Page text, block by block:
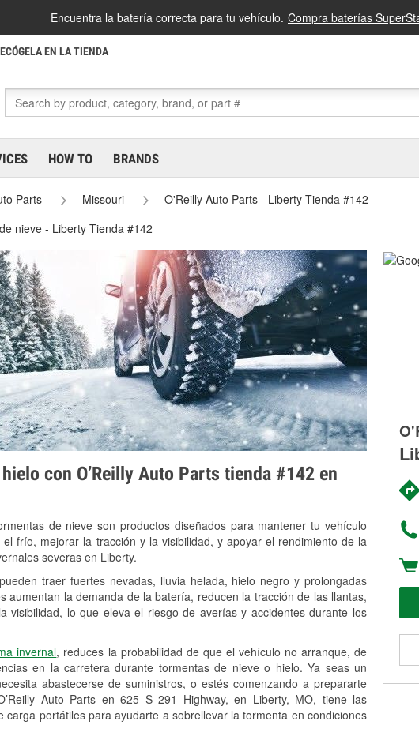
Encuentra la batería correcta para tu vehículo. Compra baterías
EN LA TIENDA
HOW TO BRANDS
Parts Missouri
O'Reilly Auto Parts - Liberty Tienda #142
nieve - Liberty Tienda #142
con O’Reilly Auto Parts tienda #142 en
de nieve son productos diseñados para mantener tu vehículo
frío, mejorar la tracción y la visibilidad, y apoyar el rendimiento de la
severas en Liberty.
traer fuertes nevadas, lluvia helada, hielo negro y prolongadas
aumentan la demanda de la batería, reducen la tracción de las llantas,
visibilidad, lo que eleva el riesgo de averías y accidentes durante los
invernal, reduces la probabilidad de que el vehículo no arranque, de
en la carretera durante tormentas de nieve o hielo. Ya seas un
abastecerse de suministros, o estés comenzando a prepararte
Auto Parts en 625 S 291 Highway, en Liberty, MO, tiene las
carga portátiles para ayudarte a sobrellevar la tormenta en condiciones